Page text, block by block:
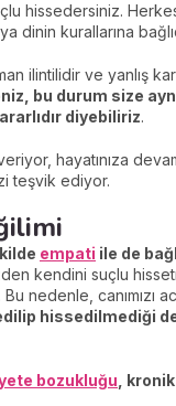
hissedersiniz.
dinin kurallarına
ilintilidir ve yanlış
bu durum size
diyebiliriz.
hayatınıza
teşvik ediyor.
empati ile de
kendini suçlu
nedenle,
hissedilmediği
bozukluğu ,